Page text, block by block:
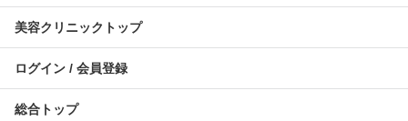
美容クリニックトップ
ログイン / 会員登録
総合トップ